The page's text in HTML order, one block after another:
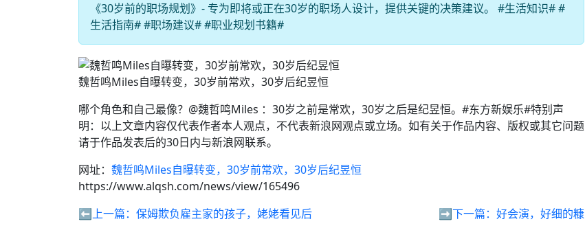
《30岁前的职场规划》- 专为即将或正在30岁的职场人设计，提供关键的决策建议。 #生活知识# #
生活指南# #职场建议# #职业规划书籍#
魏哲鸣Miles自曝转变，30岁前常欢，30岁后纪昱恒
哪个角色和自己最像？@魏哲鸣Miles ：30岁之前是常欢，30岁之后是纪昱恒。#东方新娱乐#特别声
明：以上文章内容仅代表作者本人观点，不代表新浪网观点或立场。如有关于作品内容、版权或其它问题
请于作品发表后的30日内与新浪网联系。
网址： 魏哲鸣Miles自曝转变，30岁前常欢，30岁后纪昱恒
https://www.alqsh.com/news/view/165496
⬅️上一篇： 保姆欺负雇主家的孩子，姥姥看见后 ➡️下一篇： 好会演，好细的糠